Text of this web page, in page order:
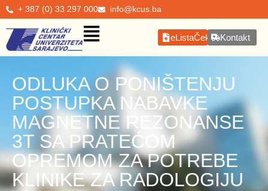
+ 387 (0) 33 297 000 info@kcus.ba
eListaČekanjaKontakt
ODLUKA O PONIŠTENJU
POSTUPKA NABAVKE
MAGNETNE REZONANSE
3T SA PRATEĆOM
OPREMOM ZA POTREBE
KLINIKE ZA RADOLOGIJU